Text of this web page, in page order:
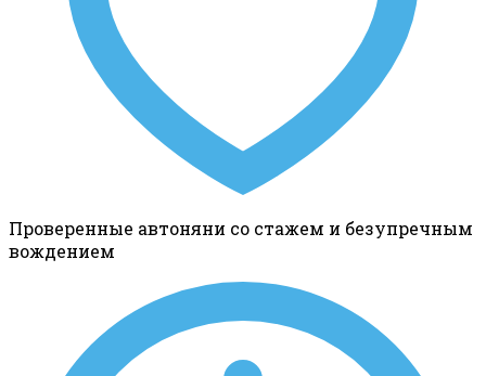
Проверенные автоняни со стажем и безупречным
вождением